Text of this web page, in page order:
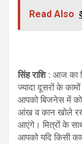
Read Also
सिंह राशि : आज का
ज्यादा दूसरों के
आपको बिजनेस में
आंख व कान खोले
आएंगे। मित्रों के
आपको यदि किसी